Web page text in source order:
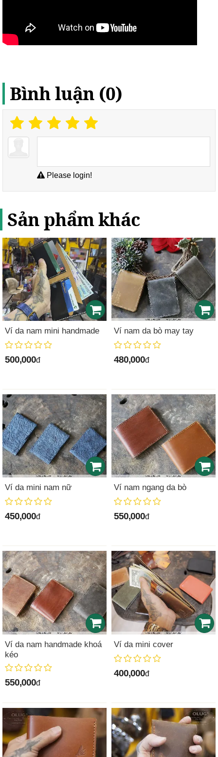
Bình luận (0)
Please login!
Sản phẩm khác
Ví da nam mini handmade
500,000đ
Ví nam da bò may tay
480,000đ
Ví da mini nam nữ
450,000đ
Ví nam ngang da bò
550,000đ
Ví da nam handmade khoá
kéo
550,000đ
Ví da mini cover
400,000đ